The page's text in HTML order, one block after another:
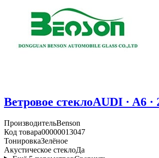
Ветровое стеклоAUDI · A6 ·
ПроизводительBenson
Код товара00000013047
ТонировкаЗелёное
Акустическое стеклоДа